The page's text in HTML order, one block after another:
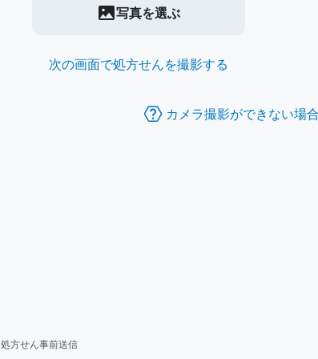
写真を選ぶ
次の画面で処方せんを撮影する
カメラ撮影ができない場
処方せん事前送信